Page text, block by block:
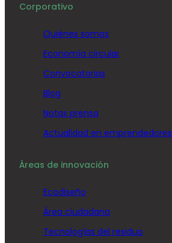
Corporativo
Quiénes somos
Economía circular
Convocatorias
Blog
Notas prensa
Actualidad en emprendedores
Áreas de innovación
Ecodiseño
Área ciudadana
Tecnologías del residuo